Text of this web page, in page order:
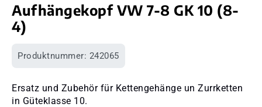
Aufhängekopf VW 7-8 GK 10 (8-
4)
Produktnummer: 242065
Ersatz und Zubehör für Kettengehänge un Zurrketten
in Güteklasse 10.